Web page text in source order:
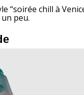
“soirée chill à
peu.